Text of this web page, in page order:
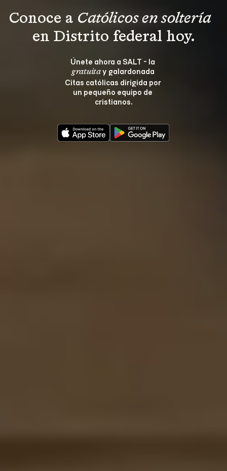
Conoce a Católicos en soltería
en Distrito federal hoy.
Únete ahora a SALT - la
gratuita y galardonada
Citas católicas dirigida por
un pequeño equipo de
cristianos.